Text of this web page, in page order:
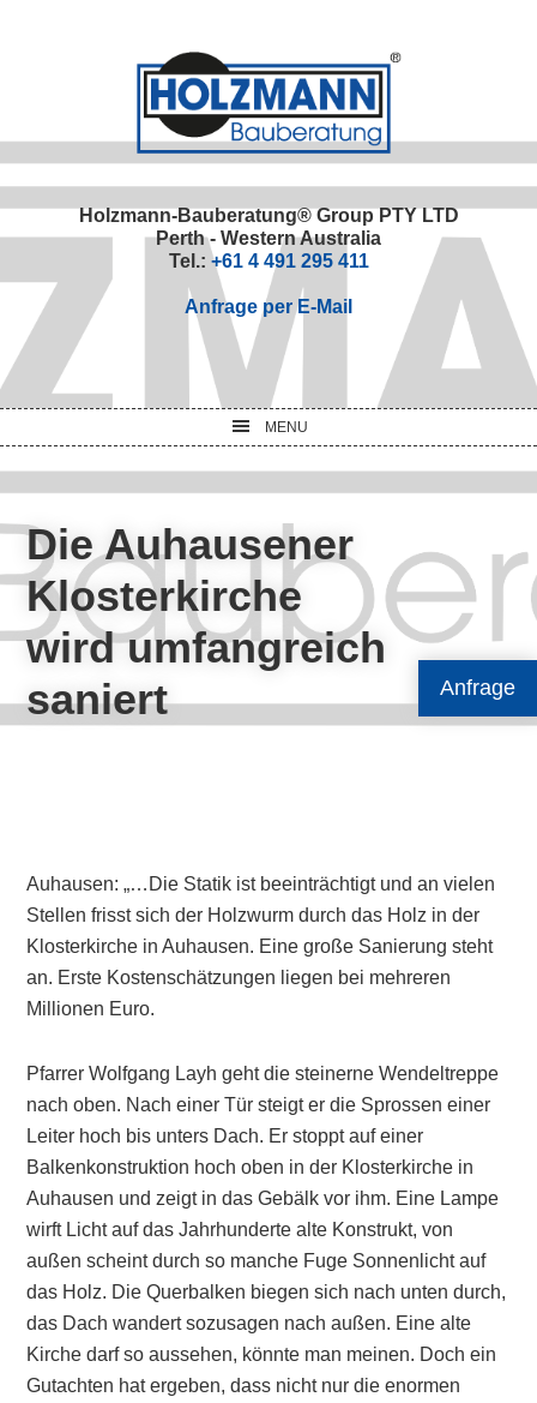
Anfrage
Holzmann-Bauberatung® Group PTY LTD
Perth - Western Australia
Tel.: +61 4 491 295 411
Anfrage per E-Mail
MENU
Die Auhausener
Klosterkirche
wird umfangreich
saniert
Auhausen: „…Die Statik ist beeinträchtigt und an vielen
Stellen frisst sich der Holzwurm durch das Holz in der
Klosterkirche in Auhausen. Eine große Sanierung steht
an. Erste Kostenschätzungen liegen bei mehreren
Millionen Euro.
Pfarrer Wolfgang Layh geht die steinerne Wendeltreppe
nach oben. Nach einer Tür steigt er die Sprossen einer
Leiter hoch bis unters Dach. Er stoppt auf einer
Balkenkonstruktion hoch oben in der Klosterkirche in
Auhausen und zeigt in das Gebälk vor ihm. Eine Lampe
wirft Licht auf das Jahrhunderte alte Konstrukt, von
außen scheint durch so manche Fuge Sonnenlicht auf
das Holz. Die Querbalken biegen sich nach unten durch,
das Dach wandert sozusagen nach außen. Eine alte
Kirche darf so aussehen, könnte man meinen. Doch ein
Gutachten hat ergeben, dass nicht nur die enormen